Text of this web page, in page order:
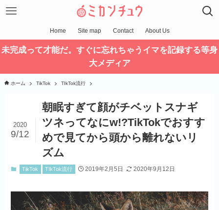
Home Site map Contact About Us
未完成って才能だ。すぐに忘れちゃうイマを記録する等身
大メディア
ホーム TikTok TIkTok流行
朝眠すぎて顔がチベットスナギ
ツネってなにw!?TikTokでおすす
めで見てから頭から離れないリ
ズム
2020
9/12
TikTok TIkTok流行 2019年2月5日 2020年9月12日